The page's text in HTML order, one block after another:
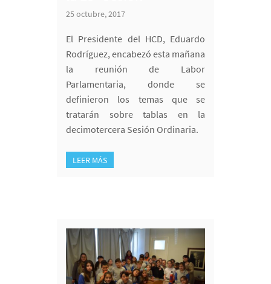
25 octubre, 2017
El Presidente del HCD, Eduardo
Rodríguez, encabezó esta mañana
la reunión de Labor
Parlamentaria, donde se
definieron los temas que se
tratarán sobre tablas en la
decimotercera Sesión Ordinaria.
LEER MÁS